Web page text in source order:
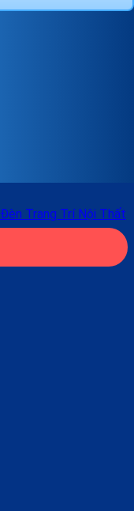
Đèn Trang Trí Nội Thất